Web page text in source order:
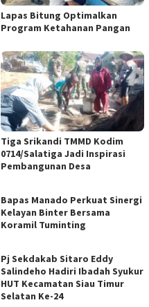
Lapas Bitung Optimalkan
Program Ketahanan Pangan
Tiga Srikandi TMMD Kodim
0714/Salatiga Jadi Inspirasi
Pembangunan Desa
Bapas Manado Perkuat Sinergi
Kelayan Binter Bersama
Koramil Tuminting
Pj Sekdakab Sitaro Eddy
Salindeho Hadiri Ibadah Syukur
HUT Kecamatan Siau Timur
Selatan Ke-24